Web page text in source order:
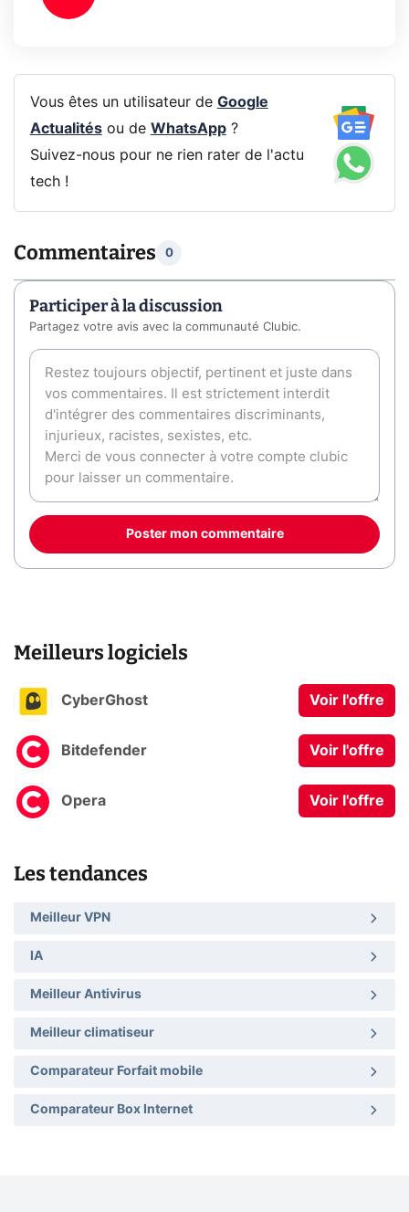
Vous êtes un utilisateur de Google
Actualitésou de WhatsApp?
Suivez-nous pour ne rien rater de l'actu
tech !
Commentaires 0
Participer à la discussion
Partagez votre avis avec la communauté Clubic.
Poster mon commentaire
Meilleurs logiciels
CyberGhost Voir l'offre
Bitdefender Voir l'offre
Opera Voir l'offre
Les tendances
Meilleur VPN
IA
Meilleur Antivirus
Meilleur climatiseur
Comparateur Forfait mobile
Comparateur Box Internet